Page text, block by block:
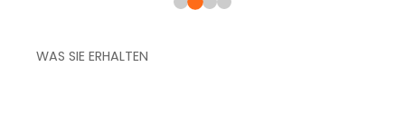
WAS SIE ERHALTEN